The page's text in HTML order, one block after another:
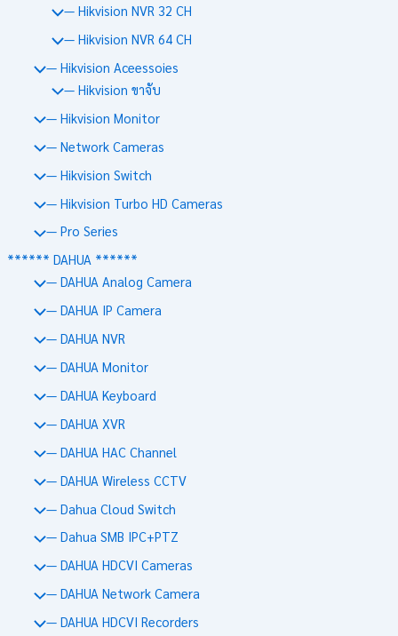
— Hikvision NVR 32 CH
— Hikvision NVR 64 CH
— Hikvision Aceessoies
— Hikvision ขาจับ
— Hikvision Monitor
— Network Cameras
— Hikvision Switch
— Hikvision Turbo HD Cameras
— Pro Series
****** DAHUA ******
— DAHUA Analog Camera
— DAHUA IP Camera
— DAHUA NVR
— DAHUA Monitor
— DAHUA Keyboard
— DAHUA XVR
— DAHUA HAC Channel
— DAHUA Wireless CCTV
— Dahua Cloud Switch
— Dahua SMB IPC+PTZ
— DAHUA HDCVI Cameras
— DAHUA Network Camera
— DAHUA HDCVI Recorders